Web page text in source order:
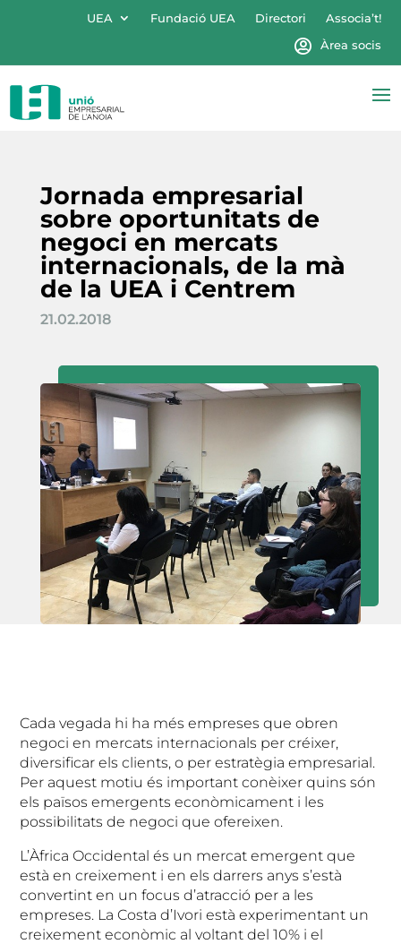
UEA Fundació UEA Directori
Associa’t!
Àrea socis
Jornada empresarial
sobre oportunitats de
negoci en mercats
internacionals, de la mà
de la UEA i Centrem
21.02.2018
Cada vegada hi ha més empreses que obren
negoci en mercats internacionals per créixer,
diversificar els clients, o per estratègia empresarial.
Per aquest motiu és important conèixer quins són
els països emergents econòmicament i les
possibilitats de negoci que ofereixen.
L’Àfrica Occidental és un mercat emergent que
està en creixement i en els darrers anys s’està
convertint en un focus d’atracció per a les
empreses. La Costa d’Ivori està experimentant un
creixement econòmic al voltant del 10% i el